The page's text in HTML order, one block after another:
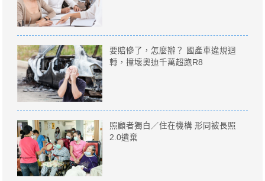
要賠慘了，怎麼辦？ 國產車違規迴
轉，撞壞奧迪千萬超跑R8
照顧者獨白／住在機構 形同被長照
2.0遺棄